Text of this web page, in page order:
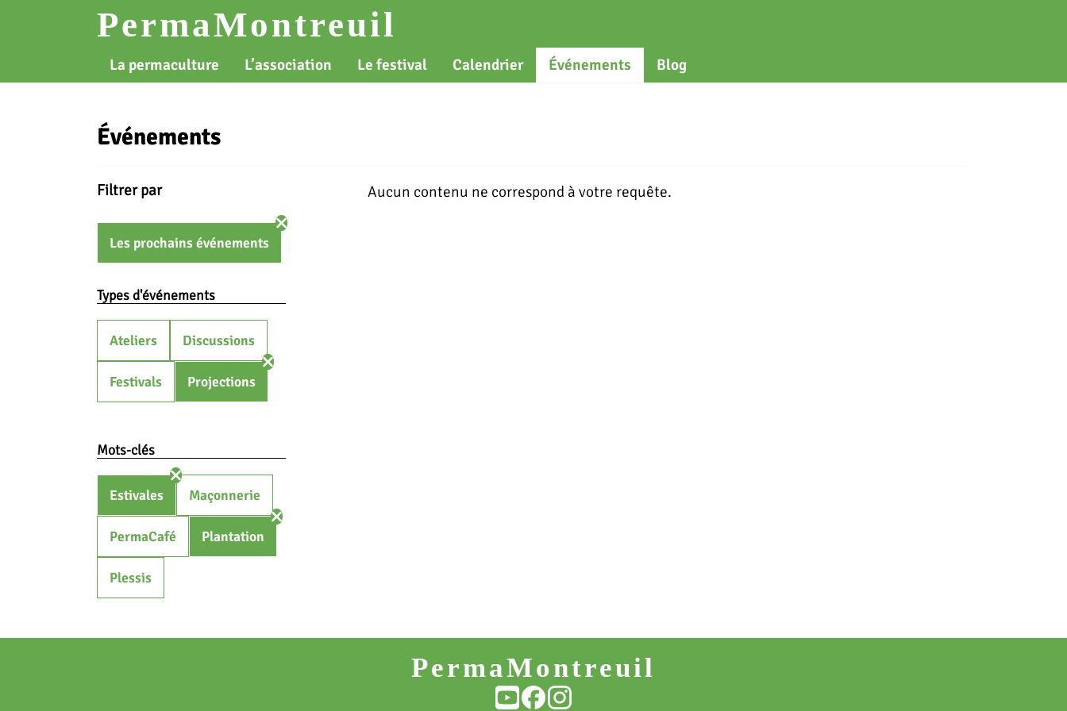
PermaMontreuil
La permaculture L’association Le festival Calendrier Événements Blog
Événements
Filtrer par
Les prochains événements
Types d'événements
Ateliers Discussions
Festivals Projections
Mots-clés
Estivales Maçonnerie
PermaCafé Plantation
Plessis
Aucun contenu ne correspond à votre requête.
PermaMontreuil